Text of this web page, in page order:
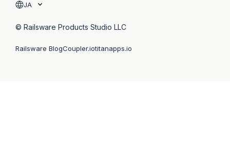
JA
Railsware BlogCoupler.iotitanapps.io
© Railsware Products Studio LLC